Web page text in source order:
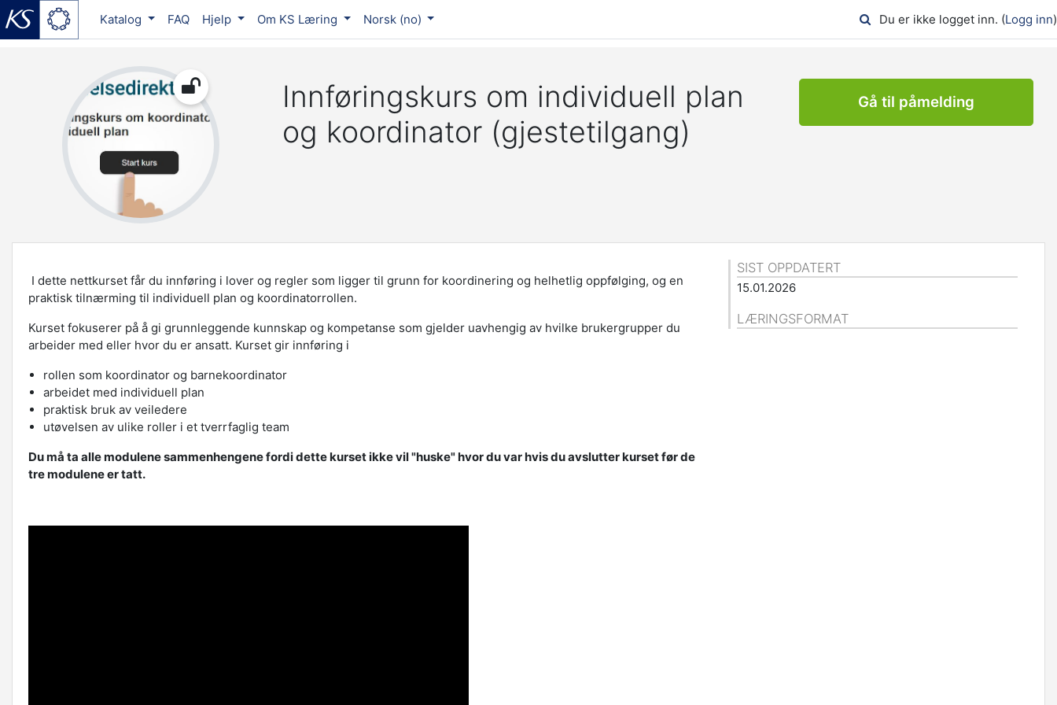
Katalog FAQ Hjelp Om KS Læring Norsk ‎(no)‎ Du er ikke logget inn. (Logg inn)
Innføringskurs om individuell plan
og koordinator (gjestetilgang)
Gå til påmelding
I dette nettkurset får du innføring i lover og regler som ligger til grunn for koordinering og helhetlig oppfølging, og en
praktisk tilnærming til individuell plan og koordinatorrollen.
Kurset fokuserer på å gi grunnleggende kunnskap og kompetanse som gjelder uavhengig av hvilke brukergrupper du
arbeider med eller hvor du er ansatt. Kurset gir innføring i
rollen som koordinator og barnekoordinator
arbeidet med individuell plan
praktisk bruk av veiledere
utøvelsen av ulike roller i et tverrfaglig team
Du må ta alle modulene sammenhengene fordi dette kurset ikke vil "huske" hvor du var hvis du avslutter kurset før de
tre modulene er tatt.
SIST OPPDATERT
15.01.2026
LÆRINGSFORMAT